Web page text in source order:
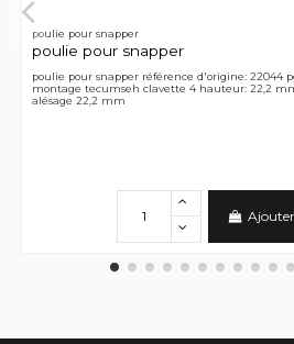
poulie pour snapper
poulie pour snapper
poulie pour snapper référence d'origine: 22044
montage tecumseh clavette 4 hauteur: 22,2
alésage 22,2 mm